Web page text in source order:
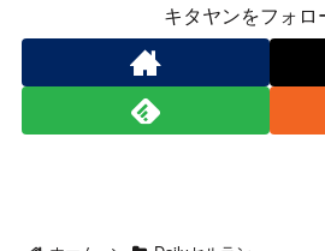
キタヤンをフォロ